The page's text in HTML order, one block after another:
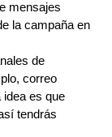
mensajes
la campaña en
de
correo
idea es que
tendrás